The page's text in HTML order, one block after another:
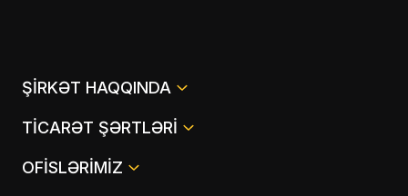
ŞIRKƏT HAQQINDA
TICARƏT ŞƏRTLƏRI
OFISLƏRIMIZ